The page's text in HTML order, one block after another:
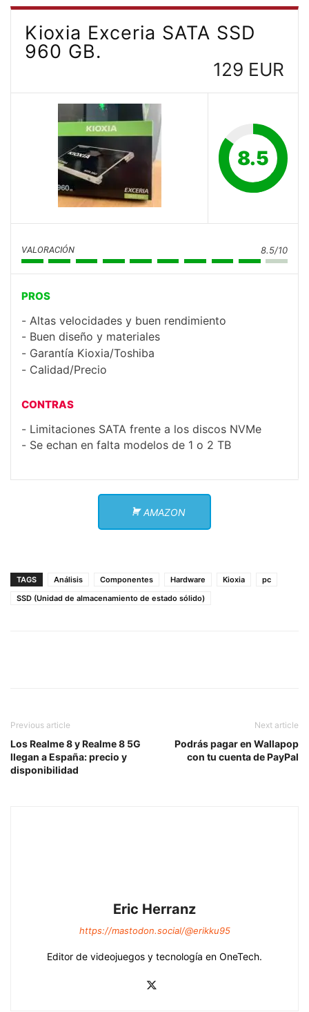
Kioxia Exceria SATA SSD
960 GB.
129 EUR
8.5
VALORACIÓN 8.5/10
PROS
Altas velocidades y buen rendimiento
Buen diseño y materiales
Garantía Kioxia/Toshiba
Calidad/Precio
CONTRAS
Limitaciones SATA frente a los discos NVMe
Se echan en falta modelos de 1 o 2 TB
AMAZON
TAGS Análisis Componentes Hardware Kioxia
pc
SSD (Unidad de almacenamiento de estado sólido)
Previous article
Los Realme 8 y Realme 8 5G
llegan a España: precio y
disponibilidad
Next article
Podrás pagar en Wallapop
con tu cuenta de PayPal
Eric Herranz
https://mastodon.social/@erikku95
Editor de videojuegos y tecnología en OneTech.